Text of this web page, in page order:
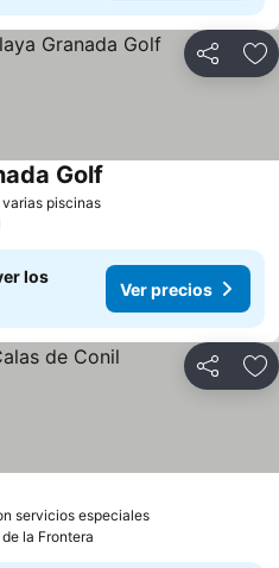
Compartir
piscinas
Golf
los
Ver precios
Compartir
servicios especiales
la Frontera